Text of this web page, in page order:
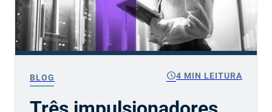
BLOG schedule4 MIN LEITURA